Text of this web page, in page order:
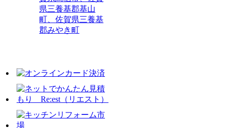
県三養基郡基山
町、佐賀県三養基
郡みやき町